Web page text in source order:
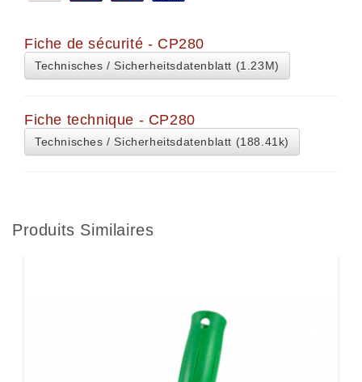
Fiche de sécurité - CP280
Technisches / Sicherheitsdatenblatt (1.23M)
Fiche technique - CP280
Technisches / Sicherheitsdatenblatt (188.41k)
Produits Similaires